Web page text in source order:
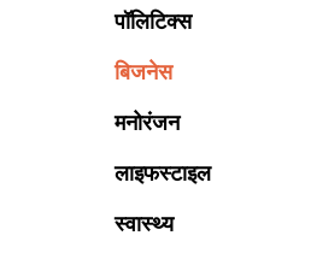
पॉलिटिक्स
बिजनेस
मनोरंजन
लाइफस्टाइल
स्वास्थ्य